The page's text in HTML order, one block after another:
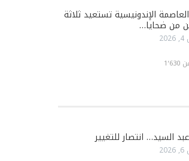
الإندونيسية تستعيد ثلاثة
من ضحايا…
السيد… انتصار للتغيير